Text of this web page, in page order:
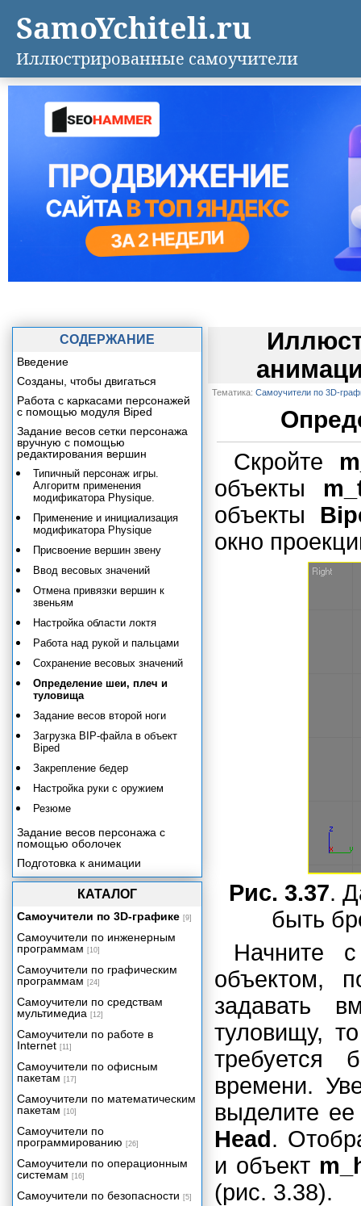
Тематика: Самоучители по 3D-
Скройте
объекты
объекты
окно
Рис. 3.37.
быть
Начните
объектом,
задавать
туловищу,
требуется
времени.
выделите
Head.
и объект
(рис. 3.38).
СОДЕРЖАНИЕ
Введение
Созданы, чтобы двигаться
Работа с каркасами персонажей
с помощью модуля Biped
Задание весов сетки персонажа
вручную с помощью
редактирования вершин
Типичный персонаж игры.
Алгоритм применения
модификатора Physique.
Применение и инициализация
модификатора Physique
Присвоение вершин звену
Ввод весовых значений
Отмена привязки вершин к
звеньям
Настройка области локтя
Работа над рукой и пальцами
Сохранение весовых значений
Определение шеи, плеч и
туловища
Задание весов второй ноги
Загрузка BIP-файла в объект
Biped
Закрепление бедер
Настройка руки с оружием
Резюме
Задание весов персонажа с
помощью оболочек
Подготовка к анимации
Анимация на основе ключевых
Использование захвата движения
Сводим все вместе
Заключение
КАТАЛОГ
Самоучители по 3D-графике [9]
Самоучители по инженерным
программам [10]
Самоучители по графическим
программам [24]
Самоучители по средствам
мультимедиа [12]
Самоучители по работе в
Internet [11]
Самоучители по офисным
пакетам [17]
Самоучители по математическим
пакетам [10]
Самоучители по
программированию [26]
Самоучители по операционным
системам [16]
Самоучители по безопасности [5]
SamoYchiteli.ru
Иллюстрированные самоучители